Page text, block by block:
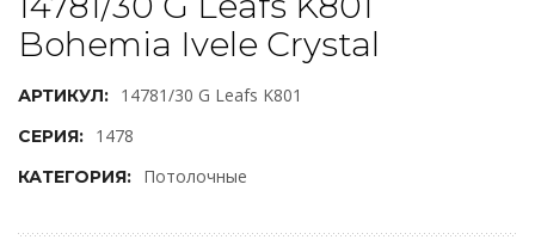
Bohemia Ivele Crystal
АРТИКУЛ: 14781/30 G Leafs K801
СЕРИЯ: 1478
КАТЕГОРИЯ: Потолочные